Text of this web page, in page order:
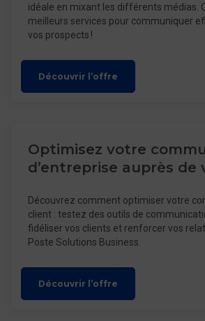
idéale en mixant les différents médias.
meilleurs services pour communiquer
vos prospects !
Découvrir l’offre
Optimisez votre
d’entreprise auprès de
Découvrez comment optimiser votre
client : testez des outils de
fidéliser vos clients et renforcer vos
Poste Solutions Business.
Découvrir l’offre